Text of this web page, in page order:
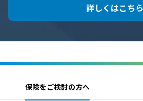
詳しくはこちら
保険をご検討の方へ